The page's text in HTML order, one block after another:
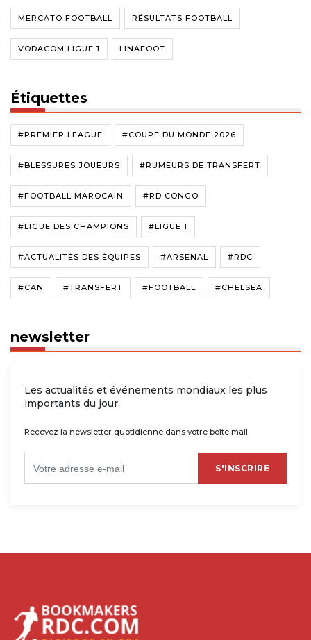
MERCATO FOOTBALL RÉSULTATS FOOTBALL
VODACOM LIGUE 1 LINAFOOT
Étiquettes
#PREMIER LEAGUE #COUPE DU MONDE 2026
#BLESSURES JOUEURS #RUMEURS DE TRANSFERT
#FOOTBALL MAROCAIN #RD CONGO
#LIGUE DES CHAMPIONS #LIGUE 1
#ACTUALITÉS DES ÉQUIPES #ARSENAL #RDC
#CAN #TRANSFERT #FOOTBALL #CHELSEA
newsletter
Les actualités et événements mondiaux les plus
importants du jour.
Recevez la newsletter quotidienne dans votre boîte mail.
S'INSCRIRE